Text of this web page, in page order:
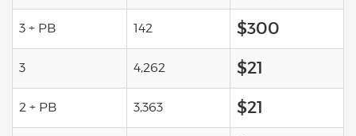
3 + PB 142 $300
3 4,262 $21
2 + PB 3,363 $21